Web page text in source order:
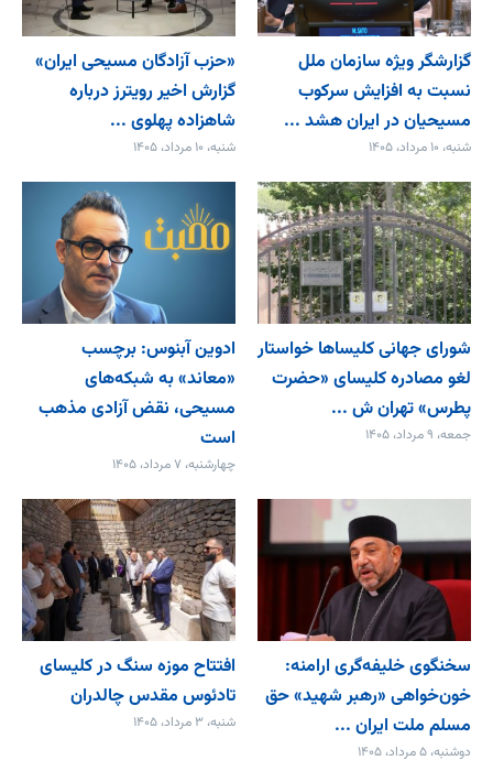
گزارشگر ویژه سازمان ملل
نسبت به افزایش سرکوب
مسیحیان در ایران هشد ...
شنبه، ۱۰ مرداد، ۱۴۰۵
«حزب آزادگان مسیحی ایران»
گزارش اخیر رویترز درباره
شاهزاده پهلوی ...
شنبه، ۱۰ مرداد، ۱۴۰۵
شورای جهانی کلیساها خواستار
لغو مصادره کلیسای «حضرت
پطرس» تهران ش ...
جمعه، ۹ مرداد، ۱۴۰۵
ادوین آبنوس: برچسب
«معاند» به شبکه‌های
مسیحی، نقض آزادی مذهب
است
چهارشنبه، ۷ مرداد، ۱۴۰۵
سخنگوی خلیفه‌گری ارامنه:
خون‌خواهی «رهبر شهید» حق
مسلم ملت ایران ...
دوشنبه، ۵ مرداد، ۱۴۰۵
افتتاح موزه سنگ در کلیسای
تادئوس مقدس چالدران
شنبه، ۳ مرداد، ۱۴۰۵